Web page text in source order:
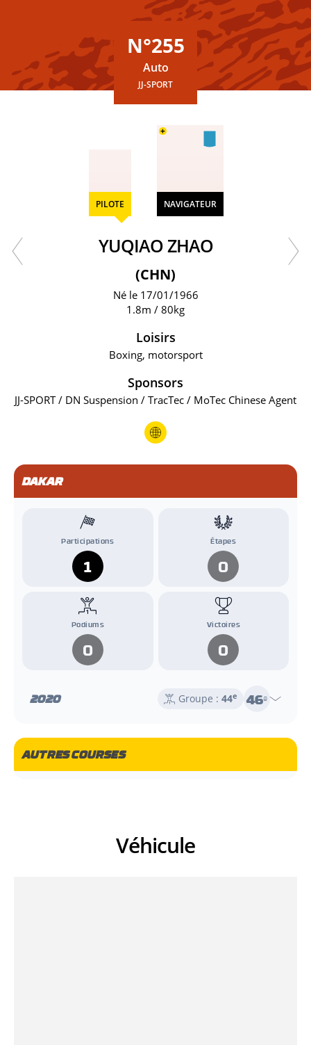
N°255
Auto
JJ-SPORT
PILOTE NAVIGATEUR
+
YUQIAO ZHAO
(CHN)
Né le 17/01/1966
1.8m / 80kg
Loisirs
Boxing, motorsport
Sponsors
JJ-SPORT / DN Suspension / TracTec / MoTec Chinese Agent
DAKAR
Participations
1
Étapes
0
Podiums
0
Victoires
0
2020 Groupe : 44e 46e
AUTRES COURSES
Véhicule